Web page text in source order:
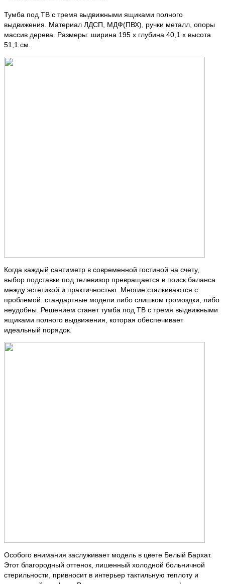
Тумба под ТВ с тремя выдвижными ящиками полного
выдвижения. Материал ЛДСП, МДФ(ПВХ), ручки металл, опоры
массив дерева. Размеры: ширина 195 х глубина 40,1 х высота
51,1 см.
Когда каждый сантиметр в современной гостиной на счету,
выбор подставки под телевизор превращается в поиск баланса
между эстетикой и практичностью. Многие сталкиваются с
проблемой: стандартные модели либо слишком громоздки, либо
неудобны. Решением станет тумба под ТВ с тремя выдвижными
ящиками полного выдвижения, которая обеспечивает
идеальный порядок.
Особого внимания заслуживает модель в цвете Белый Бархат.
Этот благородный оттенок, лишенный холодной больничной
стерильности, привносит в интерьер тактильную теплоту и